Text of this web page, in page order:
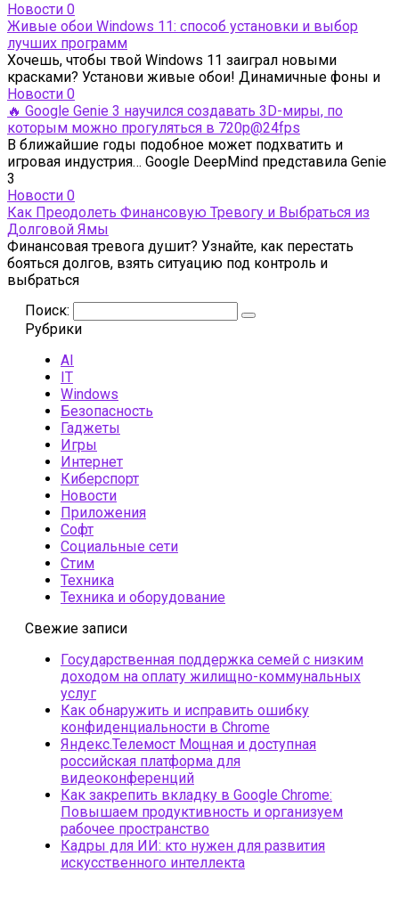
Новости 0
Живые обои Windows 11: способ установки и выбор
лучших программ
Хочешь, чтобы твой Windows 11 заиграл новыми
красками? Установи живые обои! Динамичные фоны и
Новости 0
🔥 Google Genie 3 научился создавать 3D-миры, по
которым можно прогуляться в 720p@24fps
В ближайшие годы подобное может подхватить и
игровая индустрия… Google DeepMind представила Genie
3
Новости 0
Как Преодолеть Финансовую Тревогу и Выбраться из
Долговой Ямы
Финансовая тревога душит? Узнайте, как перестать
бояться долгов, взять ситуацию под контроль и
выбраться
Поиск:
Рубрики
AI
IT
Windows
Безопасность
Гаджеты
Игры
Интернет
Киберспорт
Новости
Приложения
Софт
Социальные сети
Стим
Техника
Техника и оборудование
Свежие записи
Государственная поддержка семей с низким
доходом на оплату жилищно-коммунальных
услуг
Как обнаружить и исправить ошибку
конфиденциальности в Chrome
Яндекс.Телемост Мощная и доступная
российская платформа для
видеоконференций
Как закрепить вкладку в Google Chrome:
Повышаем продуктивность и организуем
рабочее пространство
Кадры для ИИ: кто нужен для развития
искусственного интеллекта